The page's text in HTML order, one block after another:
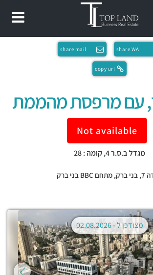
share WA
share mail
copy url
Not available
מגדל ב.ס.ר 4, קומה : 28
7, בני ברק,מתחם BBC בני ברק
מצודכן ל -02.08.2026